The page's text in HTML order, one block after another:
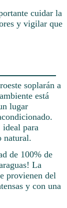
cuidar la
y vigilar que
soplarán a
está
lugar
ideal para
natural.
de 100% de
La
provienen del
y con una